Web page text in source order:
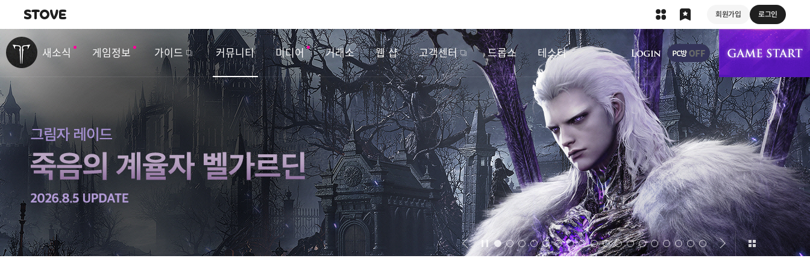
회원가입 로그인
내비게이션
새소식 게임정보 가이드 커뮤니티 미디어 거래소 웹 샵 고객센터 드롭스 테스터
상단 메뉴
벤
트
&
업
데
이
트